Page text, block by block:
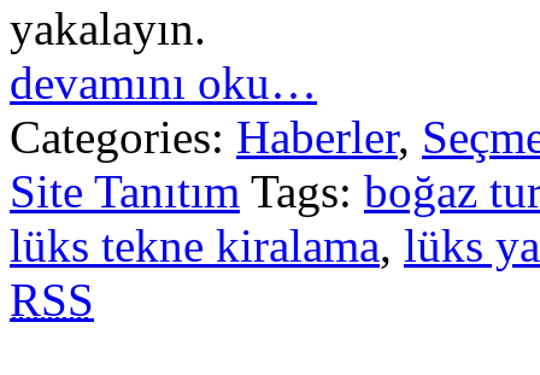
yakalayın.
devamını oku…
Categories: Haberler,
Site Tanıtım Tags: boğaz
lüks tekne kiralama, lüks
RSS